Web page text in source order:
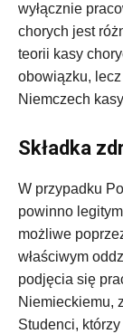
wyłącznie
chorych jest
teorii kasy
obowiązku,
Niemczech
Składka
W przypadku
powinno
możliwe
właściwym
podjęcia się
Niemieckiemu,
Studenci,